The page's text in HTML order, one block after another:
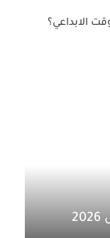
الابداعي؟
أبراج اليوم الجمعة 7 أغسطس 2026